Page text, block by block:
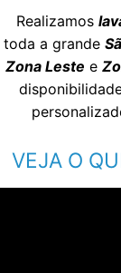
Realizamos
toda a grande
Zona Leste e
VEJA O